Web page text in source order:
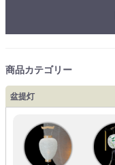
商品カテゴリー
盆提灯